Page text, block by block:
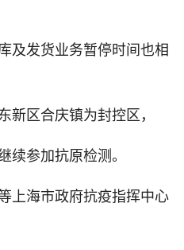
及发货业务暂停时间也相
新区合庆镇为封控区，
续参加抗原检测。
上海市政府抗疫指挥中心